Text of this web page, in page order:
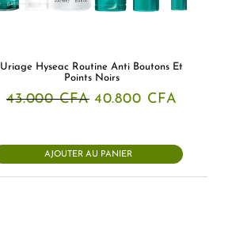
Uriage Hyseac Routine Anti Boutons Et
Points Noirs
43.000CFA Le
43.000 CFA.
40.800 CFA
40.800
AJOUTER AU PANIER